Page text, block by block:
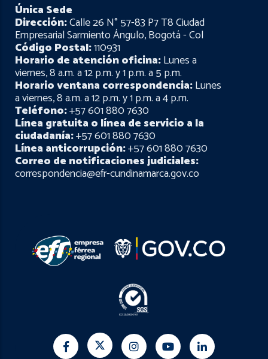
Única Sede
Dirección:Calle 26 N° 57-83 P7 T8 Ciudad
Empresarial Sarmiento Ángulo, Bogotá - Col
Código Postal:110931
Horario de atención oficina:Lunes a
viernes, 8 a.m. a 12 p.m. y 1 p.m. a 5 p.m.
Horario ventana correspondencia:Lunes
a viernes, 8 a.m. a 12 p.m. y 1 p.m. a 4 p.m.
Teléfono:+57 601 880 7630
Línea gratuita o línea de servicio a la
ciudadanía:+57 601 880 7630
Línea anticorrupción:+57 601 880 7630
Correo de notificaciones judiciales:
correspondencia@efr-cundinamarca.gov.co